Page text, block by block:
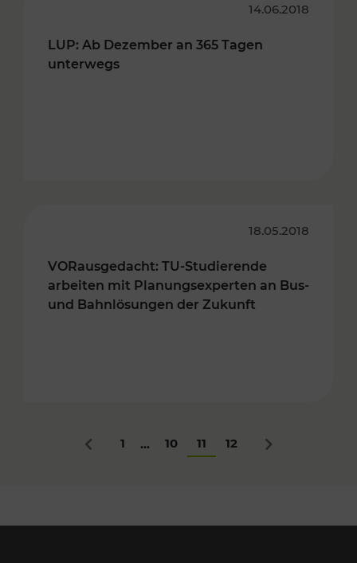
14.06.2018
LUP: Ab Dezember an 365 Tagen
unterwegs
18.05.2018
VORausgedacht: TU-Studierende
arbeiten mit Planungsexperten an Bus-
und Bahnlösungen der Zukunft
Zurück
1 ... 10 11 12 Nächstes